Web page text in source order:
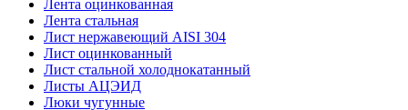
Лента оцинкованная
Лента стальная
Лист нержавеющий AISI 304
Лист оцинкованный
Лист стальной холоднокатанный
Листы АЦЭИД
Люки чугунные